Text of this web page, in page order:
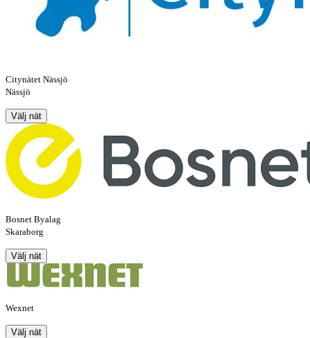
Citynätet Nässjö
Nässjö
Välj nät
Bosnet Byalag
Skaraborg
Välj nät
Wexnet
Välj nät